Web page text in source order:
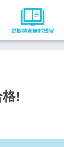
格!